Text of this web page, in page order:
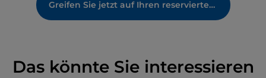
Greifen Sie jetzt auf Ihren reservierten Bereich zu
Das könnte Sie interessieren